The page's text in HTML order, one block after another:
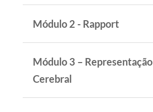
Módulo 2 - Rapport
Módulo 3 – Representação
Cerebral